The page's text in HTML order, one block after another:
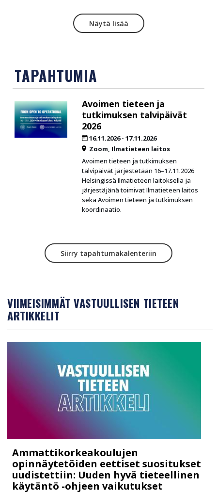
Näytä lisää
TAPAHTUMIA
Avoimen tieteen ja
tutkimuksen talvipäivät
2026
16.11.2026-17.11.2026
Zoom Ilmatieteen laitos
Avoimen tieteen ja tutkimuksen
talvipäivät järjestetään 16–17.11.2026
Helsingissä Ilmatieteen laitoksella ja
järjestäjänä toimivat Ilmatieteen laitos
sekä Avoimen tieteen ja tutkimuksen
koordinaatio.
Siirry tapahtumakalenteriin
VIIMEISIMMÄT VASTUULLISEN TIETEEN
ARTIKKELIT
Ammattikorkeakoulujen
opinnäytetöiden eettiset suositukset
uudistettiin: Uuden hyvä tieteellinen
käytäntö -ohjeen vaikutukset